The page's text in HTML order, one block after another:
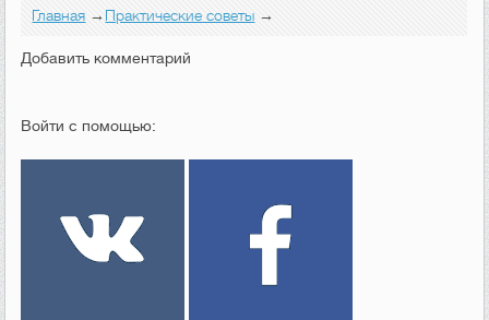
Главная →Практические советы →
Добавить комментарий
Войти с помощью: